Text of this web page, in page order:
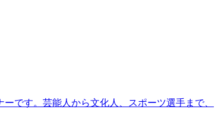
です。芸能人から文化人、スポーツ選手まで、